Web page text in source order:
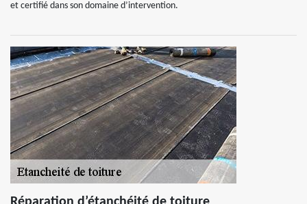
et certifié dans son domaine d’intervention.